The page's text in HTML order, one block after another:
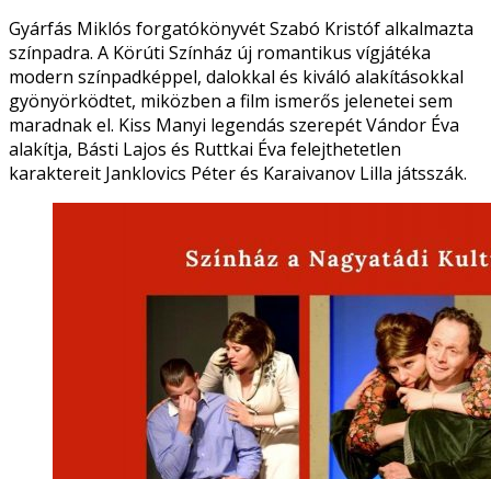
Gyárfás Miklós forgatókönyvét Szabó Kristóf alkalmazta
színpadra. A Körúti Színház új romantikus vígjátéka
modern színpadképpel, dalokkal és kiváló alakításokkal
gyönyörködtet, miközben a film ismerős jelenetei sem
maradnak el. Kiss Manyi legendás szerepét Vándor Éva
alakítja, Básti Lajos és Ruttkai Éva felejthetetlen
karaktereit Janklovics Péter és Karaivanov Lilla játsszák.